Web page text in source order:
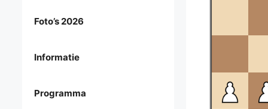
Foto’s 2026
Informatie
Programma